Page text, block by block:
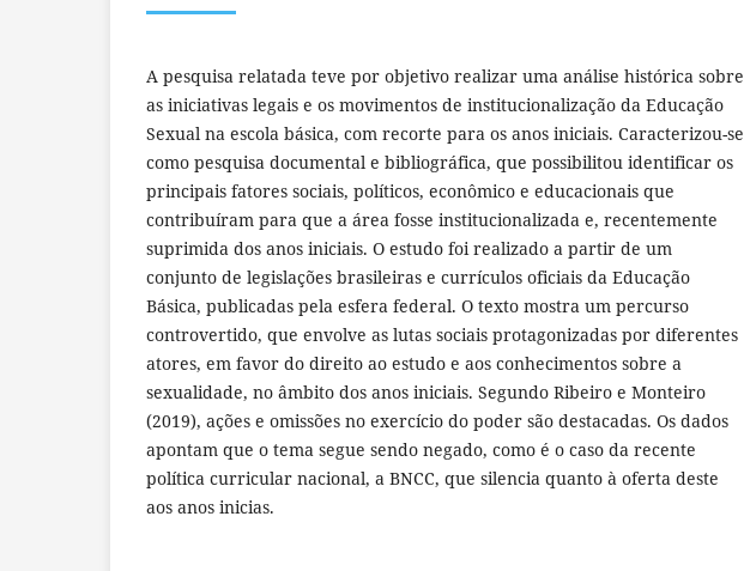
A pesquisa relatada teve por objetivo realizar uma análise histórica sobre
as iniciativas legais e os movimentos de institucionalização da Educação
Sexual na escola básica, com recorte para os anos iniciais. Caracterizou-se
como pesquisa documental e bibliográfica, que possibilitou identificar os
principais fatores sociais, políticos, econômico e educacionais que
contribuíram para que a área fosse institucionalizada e, recentemente
suprimida dos anos iniciais. O estudo foi realizado a partir de um
conjunto de legislações brasileiras e currículos oficiais da Educação
Básica, publicadas pela esfera federal. O texto mostra um percurso
controvertido, que envolve as lutas sociais protagonizadas por diferentes
atores, em favor do direito ao estudo e aos conhecimentos sobre a
sexualidade, no âmbito dos anos iniciais. Segundo Ribeiro e Monteiro
(2019), ações e omissões no exercício do poder são destacadas. Os dados
apontam que o tema segue sendo negado, como é o caso da recente
política curricular nacional, a BNCC, que silencia quanto à oferta deste
aos anos inicias.